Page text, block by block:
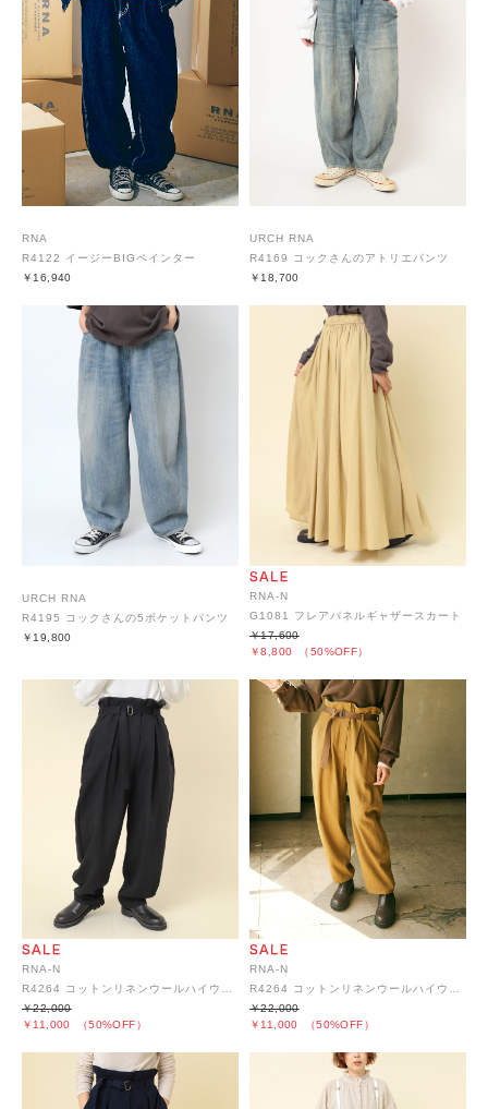
RNA
R4122 イージーBIGペインター
￥16,940
URCH RNA
R4169 コックさんのアトリエパンツ
￥18,700
URCH RNA
R4195 コックさんの5ポケットパンツ
￥19,800
RNA-N
G1081 フレアパネルギャザースカート
￥8,800 （50%OFF）
￥17,600
RNA-N
R4264 コットンリネンウールハイウエストパンツ
￥11,000 （50%OFF）
￥22,000
RNA-N
R4264 コットンリネンウールハイウエストパンツ
￥11,000 （50%OFF）
￥22,000